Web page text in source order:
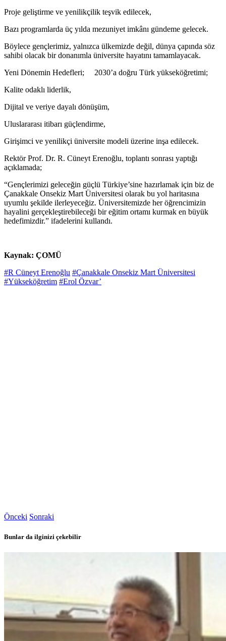
Proje geliştirme ve yenilikçilik teşvik edilecek,
Bazı programlarda üç yılda mezuniyet imkânı gündeme gelecek.
Böylece gençlerimiz, yalnızca ülkemizde değil, dünya çapında söz
sahibi olacak bir donanımla üniversite hayatını tamamlayacak.
Yeni Dönemin Hedefleri; 2030’a doğru Türk yükseköğretimi;
Kalite odaklı liderlik,
Dijital ve veriye dayalı dönüşüm,
Uluslararası itibarı güçlendirme,
Girişimci ve yenilikçi üniversite modeli üzerine inşa edilecek.
Rektör Prof. Dr. R. Cüneyt Erenoğlu, toplantı sonrası yaptığı
açıklamada;
“Gençlerimizi geleceğin güçlü Türkiye’sine hazırlamak için biz de
Çanakkale Onsekiz Mart Üniversitesi olarak bu yol haritasına
uyumlu şekilde ilerleyeceğiz. Üniversitemizde her öğrencimizin
hayalini gerçekleştirebileceği bir eğitim ortamı kurmak en büyük
hedefimizdir.” ifadelerini kullandı.
Kaynak: ÇOMÜ
#R Cüneyt Erenoğlu #Çanakkale Onsekiz Mart Üniversitesi
#Yükseköğretim #Erol Özvar’
Önceki Sonraki
Bunlar da ilginizi çekebilir